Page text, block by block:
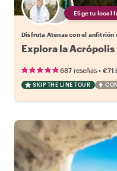
Elige tu local
Disfruta Atenas con el anfitrión
Explora la Acrópolis
687 reseñas •
SKIP THE LINE TOUR